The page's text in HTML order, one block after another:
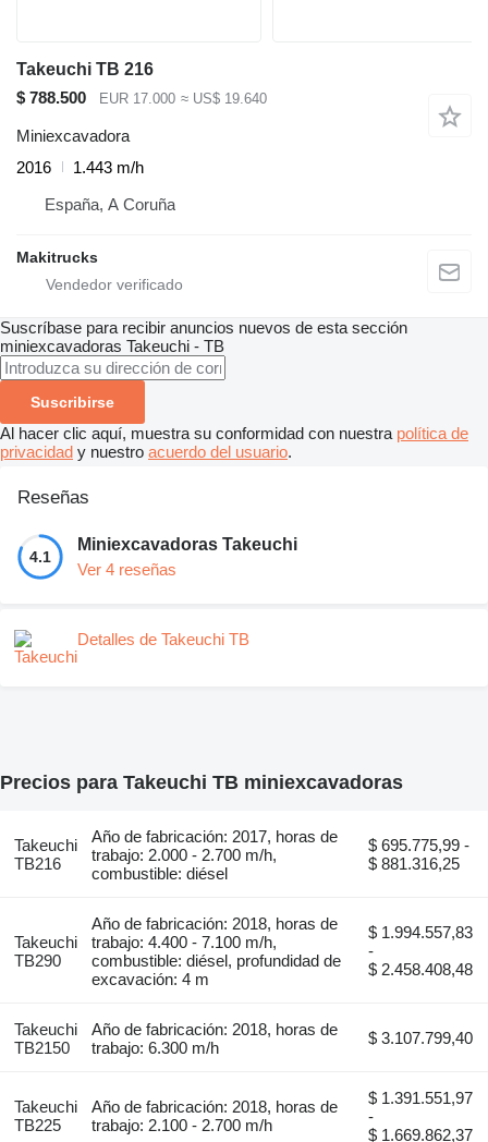
Takeuchi TB 216
$ 788.500
EUR 17.000 ≈ US$ 19.640
Miniexcavadora
2016
1.443 m/h
España, A Coruña
Makitrucks
Suscríbase para recibir anuncios nuevos de esta sección
miniexcavadoras Takeuchi - TB
Suscribirse
Al hacer clic aquí, muestra su conformidad con nuestra política de
privacidad y nuestro acuerdo del usuario.
Reseñas
4.1
Miniexcavadoras Takeuchi
Ver 4 reseñas
Detalles de Takeuchi TB
Precios para Takeuchi TB miniexcavadoras
Takeuchi
TB216
Año de fabricación: 2017, horas de
trabajo: 2.000 - 2.700 m/h,
combustible: diésel
$ 695.775,99 -
$ 881.316,25
Takeuchi
TB290
Año de fabricación: 2018, horas de
trabajo: 4.400 - 7.100 m/h,
combustible: diésel, profundidad de
excavación: 4 m
$ 1.994.557,83
-
$ 2.458.408,48
Takeuchi
TB2150
Año de fabricación: 2018, horas de
trabajo: 6.300 m/h
$ 3.107.799,40
Takeuchi
TB225
Año de fabricación: 2018, horas de
trabajo: 2.100 - 2.700 m/h
$ 1.391.551,97
-
$ 1.669.862,37